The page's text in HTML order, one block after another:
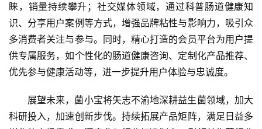
睐，销量持续攀升；社交媒体领域，通过科普肠道健康知
识、分享用户案例等方式，增强品牌粘性与影响力，吸引众
多消费者关注与参与。同时，精心打造的会员平台为用户提
供专属服务，如个性化的肠道健康咨询、定制化产品推荐、
优先参与健康活动等，进一步提升用户体验与忠诚度。
展望未来，菌小宝将矢志不渝地深耕益生菌领域，加大
科研投入，加速创新步伐。持续拓展产品矩阵，满足日益多